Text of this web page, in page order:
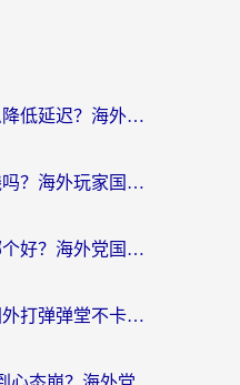
国外玩流星蝴蝶剑怎么降低延迟？海外党必看的加速秘籍（含欧洲鸣潮&彩虹岛优化攻略）
在国外也能玩穿越火线吗？海外玩家国服游戏畅玩终极指南
美国率土之滨加速器哪个好？海外党国服游戏畅玩终极指南（附多游戏解决方案）
海外党必看：怎么在国外打弹弹堂不卡？番茄加速器亲测指南